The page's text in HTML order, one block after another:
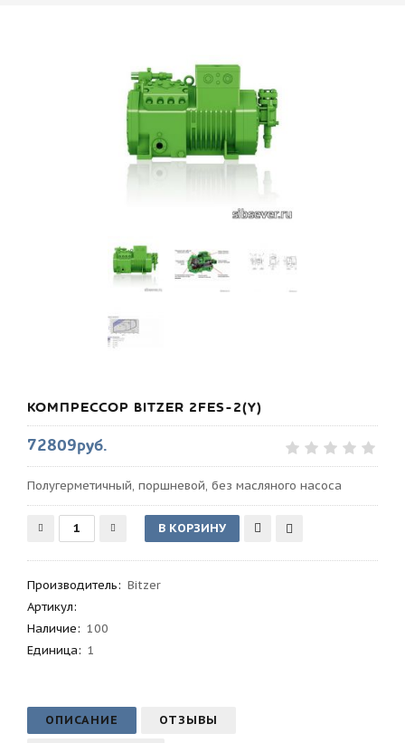
КОМПРЕССОР BITZER 2FES-2(Y)
72809руб.
Полугерметичный, поршневой, без масляного насоса
Производитель: Bitzer
Артикул:
Наличие: 100
Единица: 1
ОПИСАНИЕ ОТЗЫВЫ